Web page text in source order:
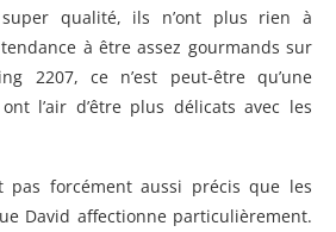
super qualité, ils n’ont plus rien à
à être assez gourmands sur
2207, ce n’est peut-être qu’une
l’air d’être plus délicats avec les
pas forcément aussi précis que les
David affectionne particulièrement.